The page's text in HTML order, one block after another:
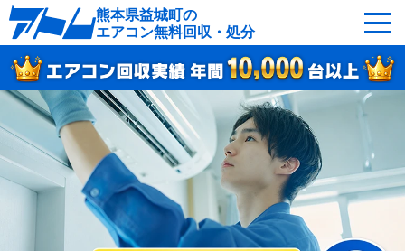
熊本県益城町の
エアコン無料回収・処分
サービスの特徴 回収可能なエアコン
対応エリア 回収の流れ
よくあるご質問 運営会社